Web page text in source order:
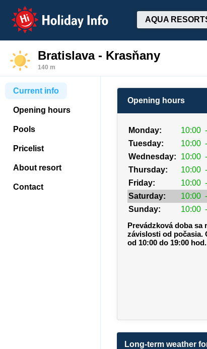
Holiday Info AQUA
Bratislava - Krasňany
140 m
Current info
Opening hours
Pools
Pricelist
About resort
Contact
Opening hours
Monday: 10:00 -
Tuesday:
10:00 -
Wednesday:
10:00 -
Thursday:
10:00 -
Friday:
10:00 -
Saturday:
10:00 -
Sunday:
10:00 -
Prevádzková doba sa
závislosti od počasia.
od 10:00 do 19:00 hod.
Long-term weather